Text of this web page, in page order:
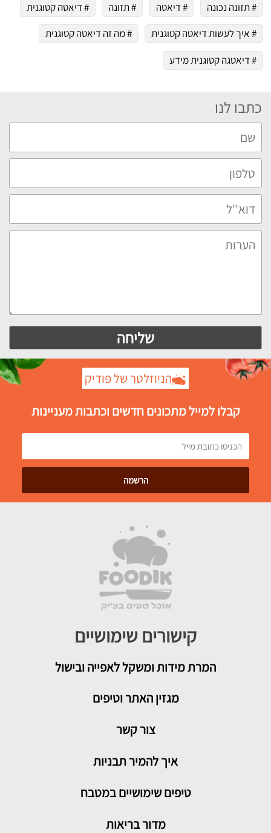
# תזונה נכונה
# דיאטה # תזונה
# דיאטה קטוגנית
# איך לעשות דיאטה קטוגנית
# מה זה דיאטה קטוגנית
# דיאטגה קטוגנית מידע
כתבו לנו
הניוזלטר של פודיק
קבלו למייל מתכונים חדשים וכתבות מעניינות
קישורים שימושיים
המרת מידות ומשקל לאפייה ובישול
מגזין האתר וטיפים
צור קשר
איך להמיר תבניות
טיפים שימושיים במטבח
מדור בריאות